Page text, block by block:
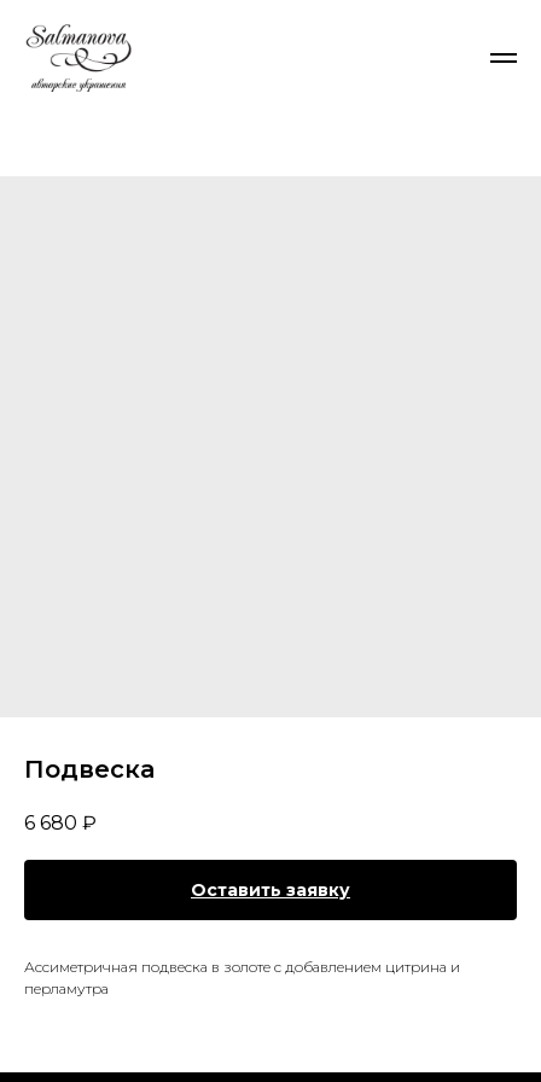
Подвеска
6 680 ₽
Оставить заявку
Ассиметричная подвеска в золоте с добавлением цитрина и
перламутра